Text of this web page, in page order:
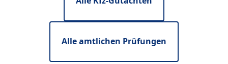
Alle amtlichen Prüfungen